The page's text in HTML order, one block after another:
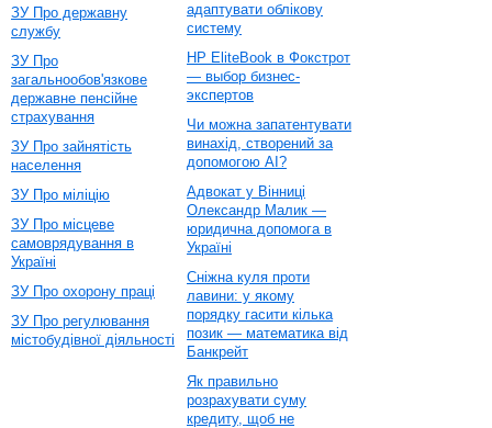
ЗУ Про державну
службу
ЗУ Про
загальнообов'язкове
державне пенсійне
страхування
ЗУ Про зайнятість
населення
ЗУ Про міліцію
ЗУ Про місцеве
самоврядування в
Україні
ЗУ Про охорону праці
ЗУ Про регулювання
містобудівної діяльності
адаптувати облікову
систему
HP EliteBook в Фокстрот
— выбор бизнес-
экспертов
Чи можна запатентувати
винахід, створений за
допомогою AI?
Адвокат у Вінниці
Олександр Малик —
юридична допомога в
Україні
Сніжна куля проти
лавини: у якому
порядку гасити кілька
позик — математика від
Банкрейт
Як правильно
розрахувати суму
кредиту, щоб не